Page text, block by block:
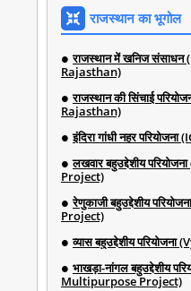
राजस्थान का भूगोल
राजस्थान में खनिज
Rajasthan)
राजस्थान की सिंचाई
Rajasthan)
इंदिरा गांधी नहर परियोजना
लखवार बहुउद्देशीय
Project)
रेणुकाजी बहुउद्देशीय
Project)
व्यास बहुउद्देशीय
भाखड़ा-नांगल बहुउद्देशीय
Multipurpose Project)